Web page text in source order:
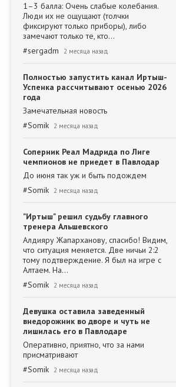
1–3 балла: Очень слабые колебания.
Люди их не ощущают (толчки
фиксируют только приборы), либо
замечают только те, кто…
#sergadm 2 месяца назад
Полностью запустить канал Иртыш-
Успенка рассчитывают осенью 2026
года
Замечательная новость
#Somik 2 месяца назад
Соперник Реал Мадрида по Лиге
чемпионов не приедет в Павлодар
До июня так уж и быть подождем
#Somik 2 месяца назад
"Иртыш" решил судьбу главного
тренера Альшевского
Алдияру Жапарханову, спасибо! Видим,
что ситуация меняется. Две ничьи 2:2
тому подтверждение. Я был на игре с
Алтаем. На…
#Somik 2 месяца назад
Девушка оставила заведенный
внедорожник во дворе и чуть не
лишилась его в Павлодаре
Оперативно, приятно, что за нами
присматривают
#Somik 2 месяца назад